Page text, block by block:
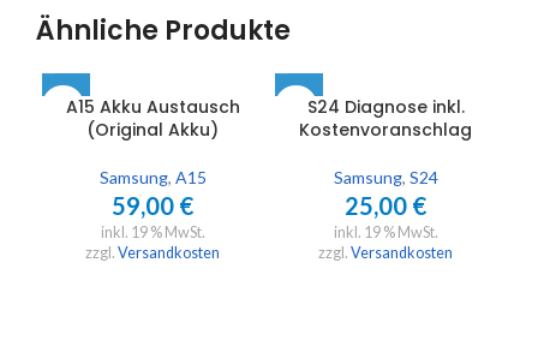
Ähnliche Produkte
A15 Akku Austausch
(Original Akku)
Samsung, A15
59,00 €
inkl. 19 % MwSt.
zzgl. Versandkosten
S24 Diagnose inkl.
Kostenvoranschlag
Samsung, S24
25,00 €
inkl. 19 % MwSt.
zzgl. Versandkosten